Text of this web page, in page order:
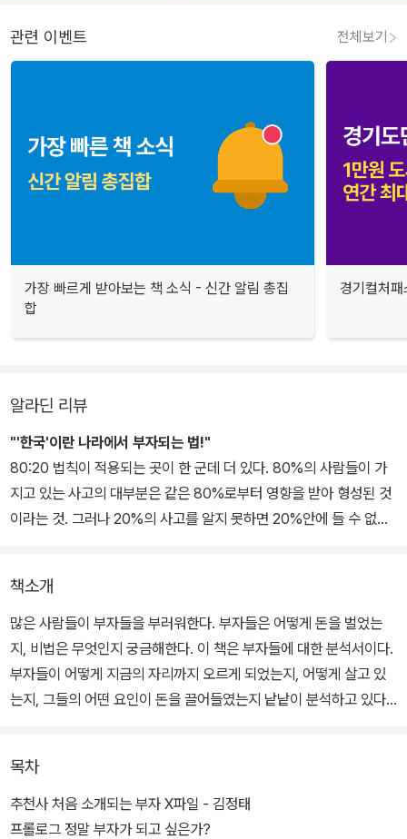
관련 이벤트 전체보기
가장 빠르게 받아보는 책 소식 - 신간 알림 총집
합
경기컬처
알라딘 리뷰
"'한국'이란 나라에서 부자되는 법!"
80:20 법칙이 적용되는 곳이 한 군데 더 있다. 80%의 사람들이 가
지고 있는 사고의 대부분은 같은 80%로부터 영향을 받아 형성된 것
이라는 것. 그러나 20%의 사고를 알지 못하면 20%안에 들 수 없다.
가 되지 못하는 이유는, 우리 주변에 부자가 없기 때문'이라는 로버트
기요사키의 말은 바로 이런 뜻이다. 그러니 부자 친구가 없다면 이 책
을 읽어야한다. 미국에서 처음 부자들을 인터뷰해서 쓴 부자들의 분
석서인<이웃집 백만장자>가 저자들 스스로를 놀라게 하고, 미국 사
회에 큰 반향을 불러일으킨 것은 바로 그 때문이다. 20%의 부자들의
만장자>
는 점에서 그렇고, 80%의 독자들이 보기엔 너무나 낯선 내용이기에
그렇다. 그러나 이 책이 <이웃집 백만장자>보다 훨씬 실용적인 이유
책소개
많은 사람들이 부자들을 부러워한다. 부자들은 어떻게 돈을 벌었는
지, 비법은 무엇인지 궁금해한다. 이 책은 부자들에 대한 분석서이다.
부자들이 어떻게 지금의 자리까지 오르게 되었는지, 어떻게 살고 있
는지, 그들의 어떤 요인이 돈을 끌어들였는지 낱낱이 분석하고 있다.
그들의 생생한 겸험을 담아냈다. 대상은 우리 주위에서 흔히 발견할
수 있는, 거주 중인 집을 뺀 자산 총액이 10억 이상인 자수성가한 사
람들로 잡았다.
목차
추천사 처음 소개되는 부자 X파일 - 김정태
프롤로그 정말 부자가 되고 싶은가?